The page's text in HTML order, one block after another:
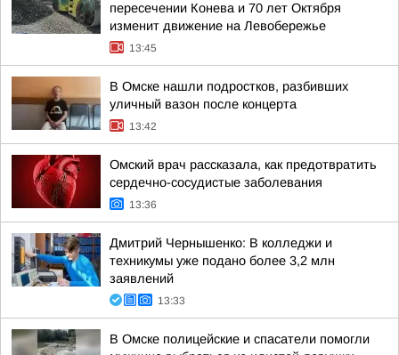
пересечении Конева и 70 лет Октября
изменит движение на Левобережье
13:45
В Омске нашли подростков, разбивших
уличный вазон после концерта
13:42
Омский врач рассказала, как предотвратить
сердечно-сосудистые заболевания
13:36
Дмитрий Чернышенко: В колледжи и
техникумы уже подано более 3,2 млн
заявлений
13:33
В Омске полицейские и спасатели помогли